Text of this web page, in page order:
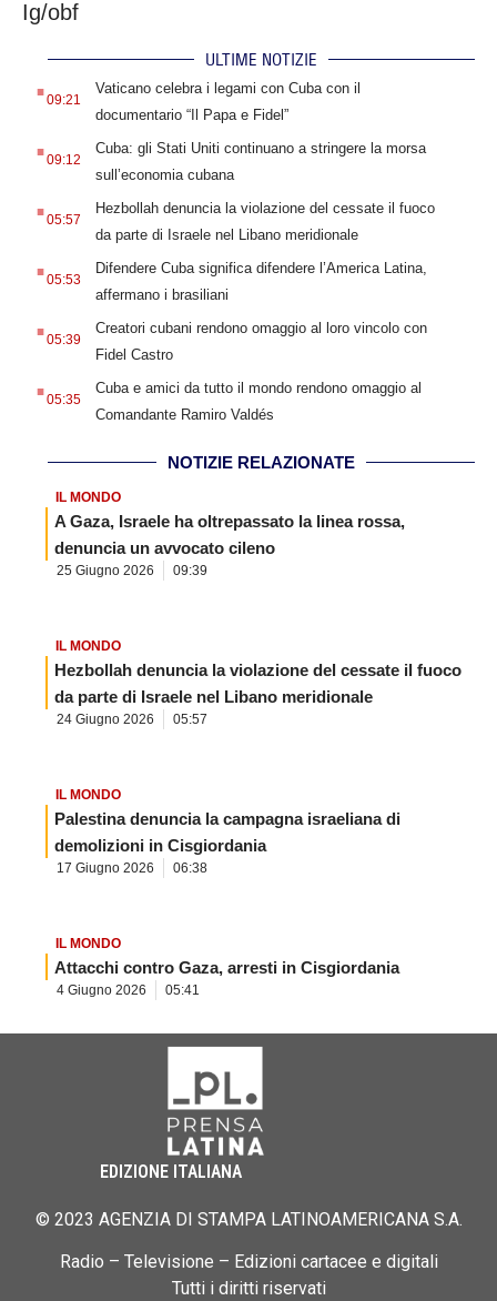
Ig/obf
ULTIME NOTIZIE
.09:21
Vaticano celebra i legami con Cuba con il
documentario “Il Papa e Fidel”
.09:12
Cuba: gli Stati Uniti continuano a stringere la morsa
sull’economia cubana
.05:57
Hezbollah denuncia la violazione del cessate il fuoco
da parte di Israele nel Libano meridionale
.05:53
Difendere Cuba significa difendere l’America Latina,
affermano i brasiliani
.05:39
Creatori cubani rendono omaggio al loro vincolo con
Fidel Castro
.05:35
Cuba e amici da tutto il mondo rendono omaggio al
Comandante Ramiro Valdés
NOTIZIE RELAZIONATE
IL MONDO
A Gaza, Israele ha oltrepassato la linea rossa,
denuncia un avvocato cileno
25 Giugno 2026 09:39
IL MONDO
Hezbollah denuncia la violazione del cessate il fuoco
da parte di Israele nel Libano meridionale
24 Giugno 2026 05:57
IL MONDO
Palestina denuncia la campagna israeliana di
demolizioni in Cisgiordania
17 Giugno 2026 06:38
IL MONDO
Attacchi contro Gaza, arresti in Cisgiordania
4 Giugno 2026 05:41
EDIZIONE ITALIANA
© 2023 AGENZIA DI STAMPA LATINOAMERICANA S.A.
Radio – Televisione – Edizioni cartacee e digitali
Tutti i diritti riservati